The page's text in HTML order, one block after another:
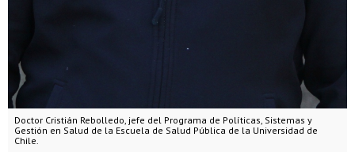
Doctor Cristián Rebolledo, jefe del Programa de Políticas, Sistemas y
Gestión en Salud de la Escuela de Salud Pública de la Universidad de
Chile.